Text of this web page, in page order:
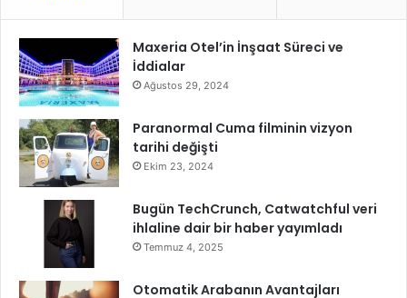
k
v
m
n
u
ş
u
y
o
Maxeria Otel’in İnşaat Süreci ve
İddialar
Ağustos 29, 2024
Paranormal Cuma filminin vizyon
tarihi değişti
Ekim 23, 2024
Bugün TechCrunch, Catwatchful veri
ihlaline dair bir haber yayımladı
Temmuz 4, 2025
Otomatik Arabanın Avantajları